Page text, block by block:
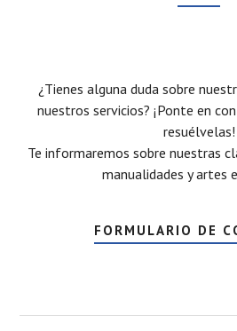
¿Tienes alguna duda sobre
nuestros servicios? ¡Ponte en
resuélvelas!
Te informaremos sobre nuestras
manualidades y artes
FORMULARIO DE